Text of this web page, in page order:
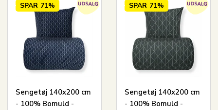
SPAR 71%
Sengetøj 140x200 cm
- 100% Bomuld -
SPAR 71%
Sengetøj 140x200 cm
- 100% Bomuld -